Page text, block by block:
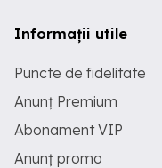
Informații utile
Puncte de fidelitate
Anunț Premium
Abonament VIP
Anunț promo